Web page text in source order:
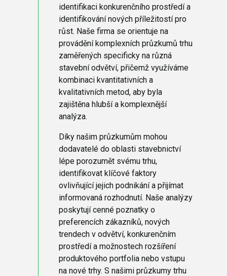
identifikaci konkurenčního prostředí a
identifikování nových příležitostí pro
růst. Naše firma se orientuje na
provádění komplexních průzkumů trhu
zaměřených specificky na různá
stavební odvětví, přičemž využíváme
kombinaci kvantitativních a
kvalitativních metod, aby byla
zajištěna hlubší a komplexnější
analýza.
Díky našim průzkumům mohou
dodavatelé do oblasti stavebnictví
lépe porozumět svému trhu,
identifikovat klíčové faktory
ovlivňující jejich podnikání a přijímat
informovaná rozhodnutí. Naše analýzy
poskytují cenné poznatky o
preferencích zákazníků, nových
trendech v odvětví, konkurenčním
prostředí a možnostech rozšíření
produktového portfolia nebo vstupu
na nové trhy. S našimi průzkumy trhu